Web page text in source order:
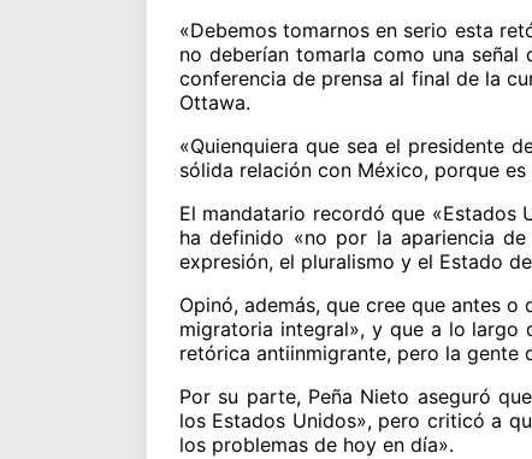
«Debemos tomarnos en serio esta
no deberían tomarla como una señal
conferencia de prensa al final de la
Ottawa.
«Quienquiera que sea el presidente
sólida relación con México, porque
El mandatario recordó que «Estados
ha definido «no por la apariencia
expresión, el pluralismo y el Estado
Opinó, además, que cree que antes
migratoria integral», y que a lo largo
retórica antiinmigrante, pero la gente
Por su parte, Peña Nieto aseguró
los Estados Unidos», pero criticó a
los problemas de hoy en día».